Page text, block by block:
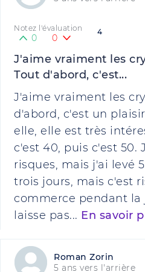
4
Notez l'évaluation
0 0
J'aime vraiment les
Tout d'abord, c'est...
J'aime vraiment les
d'abord, c'est un
elle, elle est très
c'est 40, puis c'est 50.
risques, mais j'ai levé
trois jours, mais c'est
commerce pendant la
laisse pas... En savoir
Roman Zorin
5 ans vers l'arrière